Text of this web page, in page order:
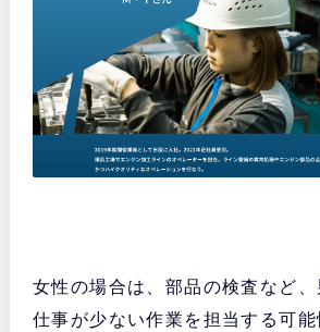
女性の場合は、部品の検査など、
仕事が少ない作業を担当する可能